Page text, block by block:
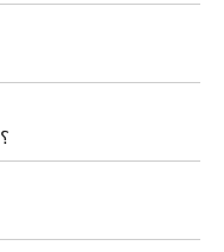
هل يمكن أن يكون Doctor Strange 3؟